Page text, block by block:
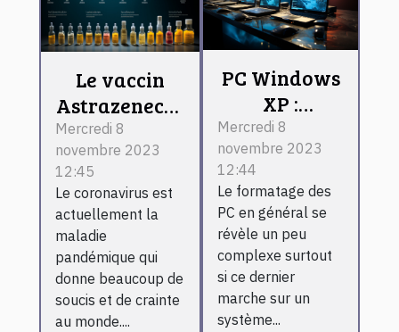
Le vaccin
Astrazeneca :
est-il
vraiment
efficace
contre le
coronavirus ?
Mercredi 8
novembre 2023
12:45
Le coronavirus est
actuellement la
maladie
pandémique qui
donne beaucoup de
soucis et de crainte
au monde....
PC Windows
XP :
comment le
formater ?
Mercredi 8
novembre 2023
12:44
Le formatage des
PC en général se
révèle un peu
complexe surtout
si ce dernier
marche sur un
système...